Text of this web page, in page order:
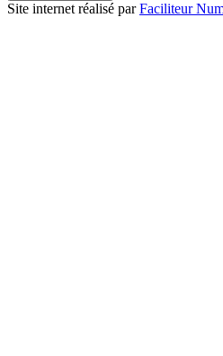
Site internet réalisé par Faciliteur